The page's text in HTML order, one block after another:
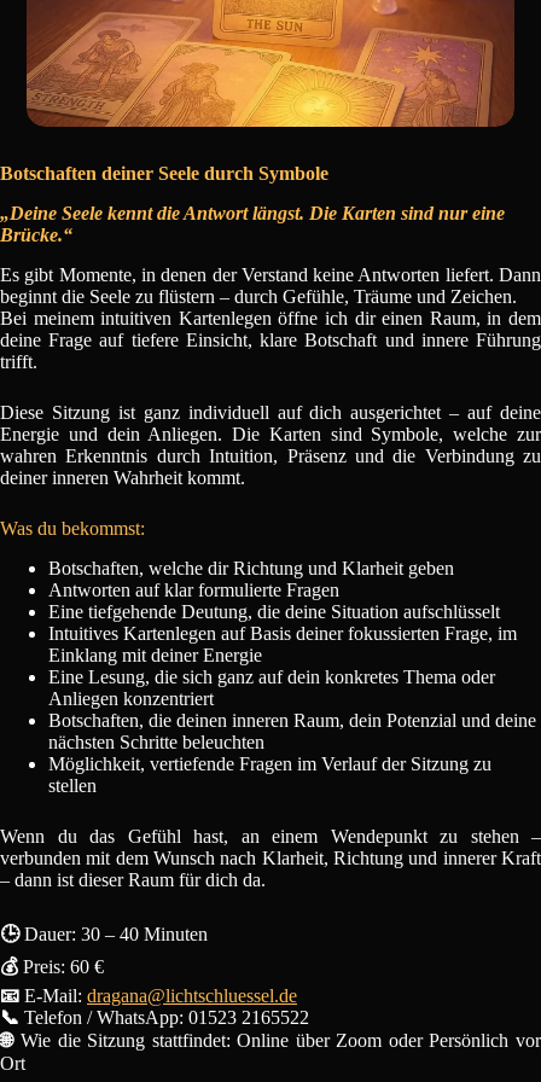
Botschaften deiner Seele durch Symbole
„Deine Seele kennt die Antwort längst. Die Karten sind nur eine
Brücke.“
Es gibt Momente, in denen der Verstand keine Antworten liefert. Dann
beginnt die Seele zu flüstern – durch Gefühle, Träume und Zeichen.
Bei meinem intuitiven Kartenlegen öffne ich dir einen Raum, in dem
deine Frage auf tiefere Einsicht, klare Botschaft und innere Führung
trifft.
Diese Sitzung ist ganz individuell auf dich ausgerichtet – auf deine
Energie und dein Anliegen. Die Karten sind Symbole, welche zur
wahren Erkenntnis durch Intuition, Präsenz und die Verbindung zu
deiner inneren Wahrheit kommt.
Was du bekommst:
Botschaften, welche dir Richtung und Klarheit geben
Antworten auf klar formulierte Fragen
Eine tiefgehende Deutung, die deine Situation aufschlüsselt
Intuitives Kartenlegen auf Basis deiner fokussierten Frage, im
Einklang mit deiner Energie
Eine Lesung, die sich ganz auf dein konkretes Thema oder
Anliegen konzentriert
Botschaften, die deinen inneren Raum, dein Potenzial und deine
nächsten Schritte beleuchten
Möglichkeit, vertiefende Fragen im Verlauf der Sitzung zu
stellen
Wenn du das Gefühl hast, an einem Wendepunkt zu stehen –
verbunden mit dem Wunsch nach Klarheit, Richtung und innerer Kraft
– dann ist dieser Raum für dich da.
🕒Dauer: 30 – 40 Minuten
💰 Preis: 60 €
📧 E-Mail: dragana@lichtschluessel.de
📞 Telefon / WhatsApp: 01523 2165522
🌐Wie die Sitzung stattfindet: Online über Zoom oder Persönlich vor
Ort